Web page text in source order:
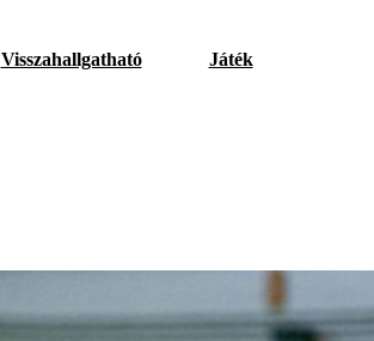
Visszahallgatható Játék